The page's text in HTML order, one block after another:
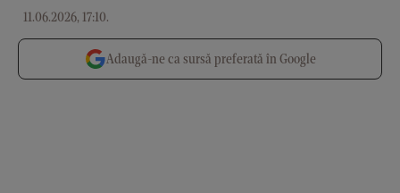
11.06.2026, 17:10.
Adaugă-ne ca sursă preferată în Google